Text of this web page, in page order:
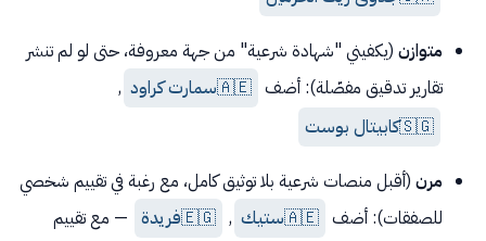
متوازن (يكفيني "شهادة شرعية" من جهة معروفة، حتى لو لم تنشر
تقارير تدقيق مفصّلة): أضف 🇦🇪سمارت كراود ,
🇸🇬كابيتال بوست
مرن (أقبل منصات شرعية بلا توثيق كامل، مع رغبة في تقييم شخصي
للصفقات): أضف 🇦🇪ستيك ,
🇪🇬فريدة — مع تقييم